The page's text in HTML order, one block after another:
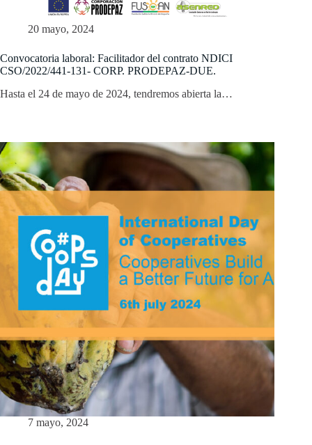
20 mayo, 2024
Convocatoria laboral: Facilitador del contrato NDICI
CSO/2022/441-131- CORP. PRODEPAZ-DUE.
Hasta el 24 de mayo de 2024, tendremos abierta la…
7 mayo, 2024